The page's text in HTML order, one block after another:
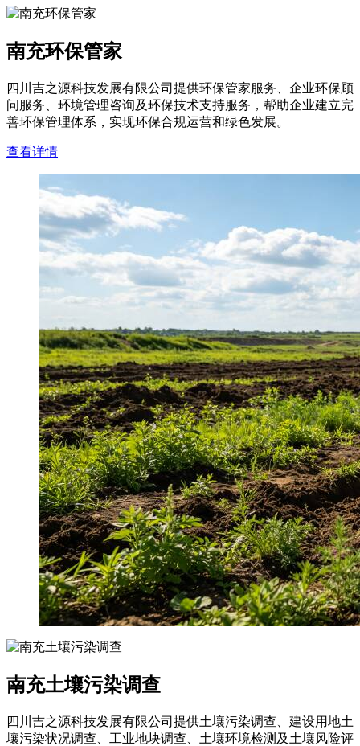
南充环保管家
四川吉之源科技发展有限公司提供环保管家服务、企业环保顾
问服务、环境管理咨询及环保技术支持服务，帮助企业建立完
善环保管理体系，实现环保合规运营和绿色发展。
查看详情
南充土壤污染调查
四川吉之源科技发展有限公司提供土壤污染调查、建设用地土
壤污染状况调查、工业地块调查、土壤环境检测及土壤风险评